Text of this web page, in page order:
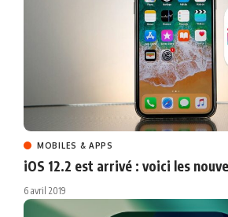
MOBILES & APPS
iOS 12.2 est arrivé : voici les
6 avril 2019